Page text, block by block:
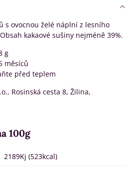
s ovocnou želé náplní z lesního
kakaové sušiny nejméně 39%.
g
měsíců
před teplem
Rosinská cesta 8, Žilina,
100g
2189Kj (523kcal)